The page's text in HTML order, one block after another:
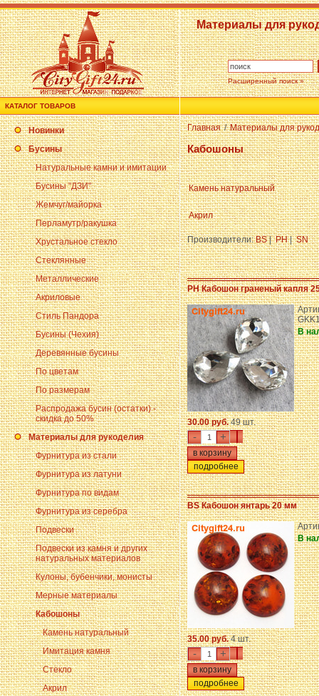
Материалы для
Расширенный поиск »
КАТАЛОГ ТОВАРОВ
Новинки
Бусины
Натуральные камни и имитации
Бусины "ДЗИ"
Жемчуг/майорка
Перламутр/ракушка
Хрустальное стекло
Стеклянные
Металлические
Акриловые
Стиль Пандора
Бусины (Чехия)
Деревянные бусины
По цветам
По размерам
Распродажа бусин (остатки) -
скидка до 50%
Материалы для рукоделия
Фурнитура из стали
Фурнитура из латуни
Фурнитура по видам
Фурнитура из серебра
Подвески
Подвески из камня и других
натуральных материалов
Кулоны, бубенчики, монисты
Мерные материалы
Кабошоны
Камень натуральный
Имитация камня
Стекло
Акрил
Главная / Материалы для
Кабошоны
Камень натуральный
Акрил
Производители:BS| PH| SN
PH Кабошон граненый капля
В
30.00 руб.49 шт.
- +
подробнее
BS Кабошон янтарь 20 мм
В
35.00 руб.4 шт.
- +
подробнее